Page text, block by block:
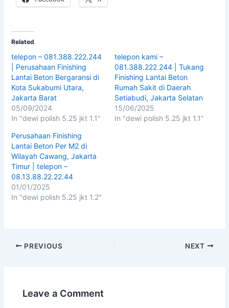
Related
telepon – 081.388.222.244
| Perusahaan Finishing
Lantai Beton Bergaransi di
Kota Sukabumi Utara,
Jakarta Barat
05/09/2024
In "dewi polish 5.25 jkt 1.1"
telepon kami –
081.388.222.244 | Tukang
Finishing Lantai Beton
Rumah Sakit di Daerah
Setiabudi, Jakarta Selatan
15/06/2025
In "dewi polish 5.25 jkt 1.1"
Perusahaan Finishing
Lantai Beton Per M2 di
Wilayah Cawang, Jakarta
Timur | telepon –
08.13.88.22.22.44
01/01/2025
In "dewi polish 5.25 jkt 1.2"
PREVIOUS NEXT
Leave a Comment